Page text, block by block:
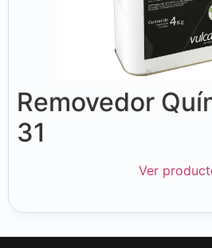
Removedor
31
Ver